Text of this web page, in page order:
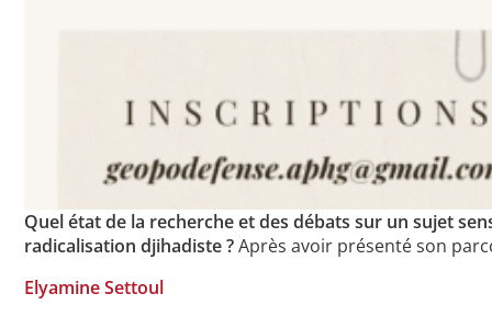
Quel état de la recherche et des débats sur un sujet
radicalisation djihadiste ?Après avoir présenté son
Elyamine Settoul